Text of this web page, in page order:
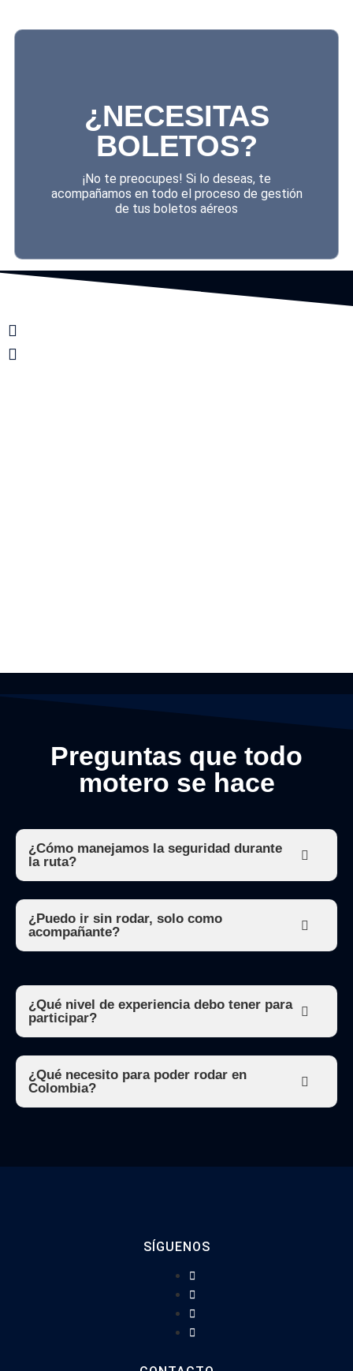
¿NECESITAS
BOLETOS?
¡No te preocupes! Si lo deseas, te
acompañamos en todo el proceso de gestión
de tus boletos aéreos
Preguntas que todo
motero se hace
¿Cómo manejamos la seguridad durante
la ruta?
¿Puedo ir sin rodar, solo como
acompañante?
¿Qué nivel de experiencia debo tener para
participar?
¿Qué necesito para poder rodar en
Colombia?
SÍGUENOS